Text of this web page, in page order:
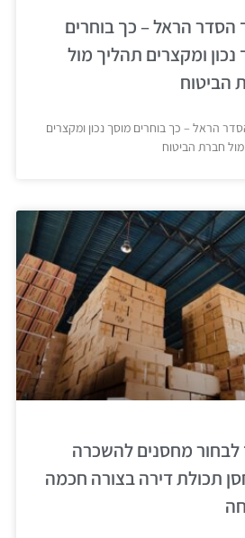
הסדר הראל – כך בוחרים
נכון ומקצרים תהליך מול
הביטוח
הראל – כך בוחרים מוסך נכון ומקצרים
חברת הביטוח
לבחור מחסנים להשכרה
תכולת דירה בצורה חכמה